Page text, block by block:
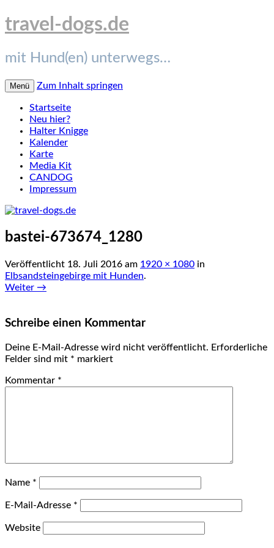
travel-dogs.de
mit Hund(en) unterwegs…
Menü Zum Inhalt springen
Startseite
Neu hier?
Halter Knigge
Kalender
Karte
Media Kit
CANDOG
Impressum
bastei-673674_1280
Veröffentlicht 18. Juli 2016 am 1920 × 1080 in
Elbsandsteingebirge mit Hunden.
Weiter →
Schreibe einen Kommentar
Deine E-Mail-Adresse wird nicht veröffentlicht. Erforderliche
Felder sind mit * markiert
Kommentar *
Name *
E-Mail-Adresse *
Website